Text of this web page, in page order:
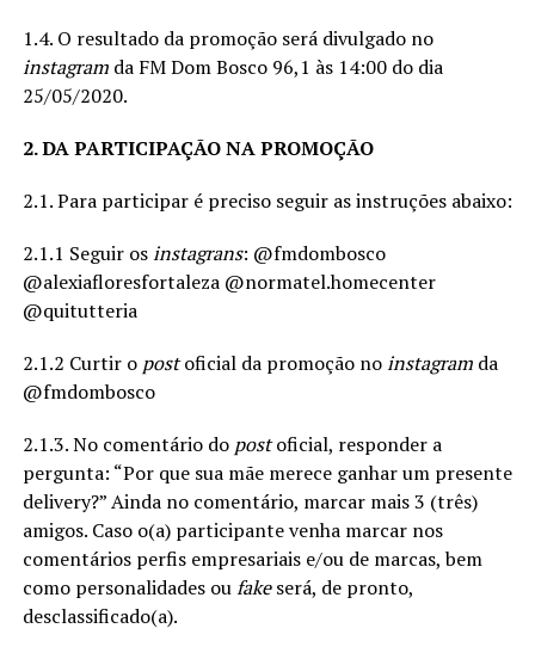
1.4. O resultado da promoção será divulgado no
instagramda FM Dom Bosco 96,1 às 14:00 do dia
25/05/2020.
2. DA PARTICIPAÇÃO NA PROMOÇÃO
2.1. Para participar é preciso seguir as instruções abaixo:
2.1.1 Seguir osinstagrans: @fmdombosco
@alexiafloresfortaleza @normatel.homecenter
@quitutteria
2.1.2 Curtir o postoficial da promoção noinstagramda
@fmdombosco
2.1.3. No comentário do postoficial, responder a
pergunta: “Por que sua mãe merece ganhar um presente
delivery?” Ainda no comentário, marcar mais 3 (três)
amigos. Caso o(a) participante venha marcar nos
comentários perfis empresariais e/ou de marcas, bem
como personalidades oufakeserá, de pronto,
desclassificado(a).